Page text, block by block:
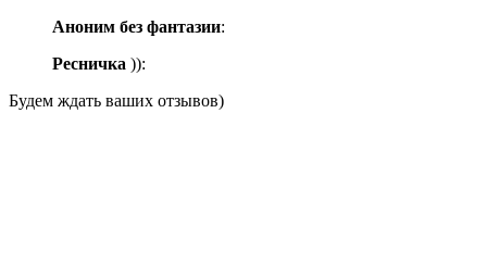
Аноним без фантазии:
Ресничка )):
Будем ждать ваших отзывов)